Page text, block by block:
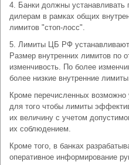
4. Банки должны
дилерам в рамках общих
лимитов "стоп-лосс".
5. Лимиты ЦБ РФ
Размер внутренних лимитов по
изменчивость. По более
более низкие внутренние
Кроме перечисленных
для того чтобы лимиты
их величину с учетом
их соблюдением.
Кроме того, в банках
оперативное информирование